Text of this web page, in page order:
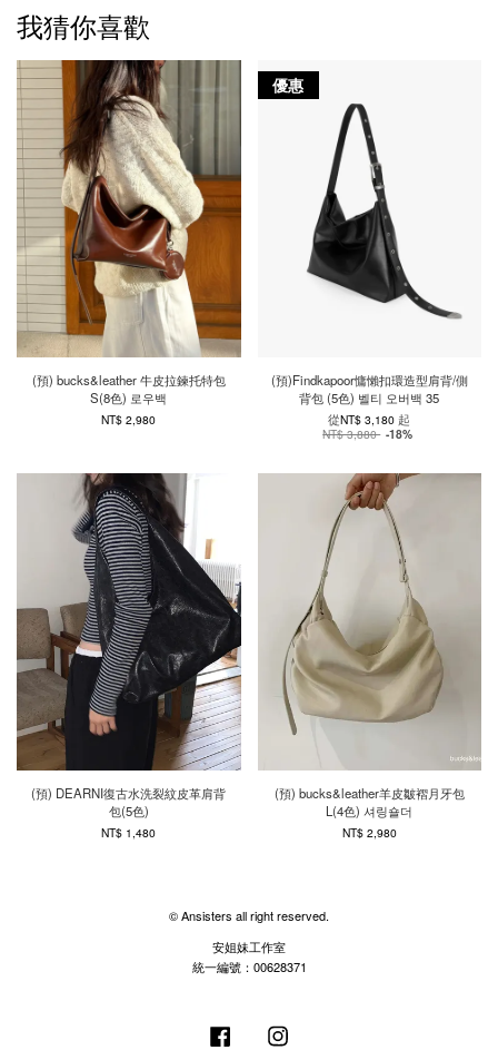
我猜你喜歡
(預) bucks&leather 牛皮拉鍊托特包
S(8色) 로우백
NT$ 2,980
優惠
(預)Findkapoor慵懶扣環造型肩背/側
背包 (5色) 벨티 오버백 35
從NT$ 3,180起
NT$ 3,880 -18%
(預) DEARNI復古水洗裂紋皮革肩背
包(5色)
NT$ 1,480
(預) bucks&leather羊皮皺褶月牙包
L(4色) 셔링숄더
NT$ 2,980
© Ansisters all right reserved.
安姐妹工作室
統一編號：00628371
Facebook